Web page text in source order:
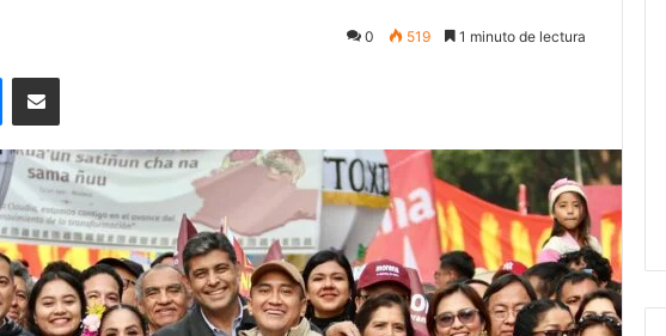
0 519 1 minuto de lectura
MessengerCompartir via correo electrónico